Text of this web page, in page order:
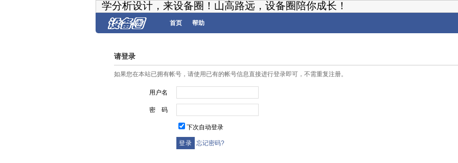
学分析设计，来设备圈！山高路远，设备圈陪你成长！
首页 帮助
请登录
如果您在本站已拥有帐号，请使用已有的帐号信息直接进行登录即可，不需重复注册。
用户名
密 码
下次自动登录
忘记密码?